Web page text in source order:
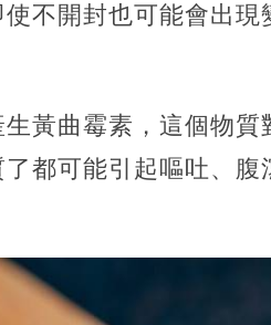
不開封也可能會出
黃曲霉素，這個物質
都可能引起嘔吐、腹